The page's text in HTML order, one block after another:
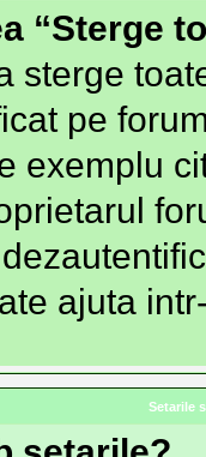
“Sterge
sterge
pe
exemplu
ajuta
Setarile